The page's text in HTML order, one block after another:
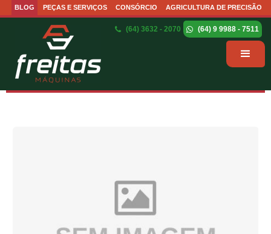
BLOG PEÇAS E SERVIÇOS CONSÓRCIO AGRICULTURA DE PRECISÃO
(64) 3632 - 2070 (64) 9 9988 - 7511